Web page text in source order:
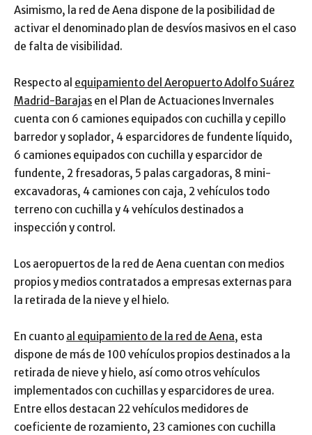
Asimismo, la red de Aena dispone de la posibilidad de
activar el denominado plan de desvíos masivos en el caso
de falta de visibilidad.
Respecto al equipamiento del Aeropuerto Adolfo Suárez
Madrid-Barajas en el Plan de Actuaciones Invernales
cuenta con 6 camiones equipados con cuchilla y cepillo
barredor y soplador, 4 esparcidores de fundente líquido,
6 camiones equipados con cuchilla y esparcidor de
fundente, 2 fresadoras, 5 palas cargadoras, 8 mini-
excavadoras, 4 camiones con caja, 2 vehículos todo
terreno con cuchilla y 4 vehículos destinados a
inspección y control.
Los aeropuertos de la red de Aena cuentan con medios
propios y medios contratados a empresas externas para
la retirada de la nieve y el hielo.
En cuanto al equipamiento de la red de Aena, esta
dispone de más de 100 vehículos propios destinados a la
retirada de nieve y hielo, así como otros vehículos
implementados con cuchillas y esparcidores de urea.
Entre ellos destacan 22 vehículos medidores de
coeficiente de rozamiento, 23 camiones con cuchilla